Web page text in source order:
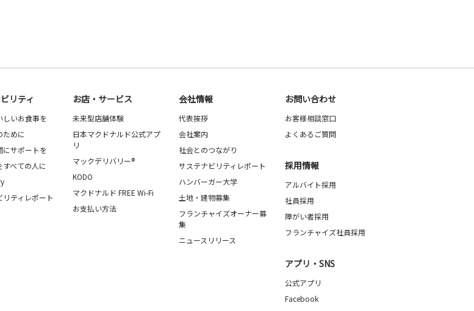
リティ
しいお食事を
ために
にサポートを
べての人に
ティレポート
お店・サービス
未来型店舗体験
日本マクドナルド公式アプ
リ
マックデリバリー®
KODO
マクドナルド FREE Wi-Fi
お支払い方法
会社情報
代表挨拶
会社案内
社会とのつながり
サステナビリティレポート
ハンバーガー大学
土地・建物募集
フランチャイズオーナー募
集
ニュースリリース
お問い合わせ
お客様相談窓口
よくあるご質問
採用情報
アルバイト採用
社員採用
障がい者採用
フランチャイズ社員採用
アプリ・SNS
公式アプリ
Facebook